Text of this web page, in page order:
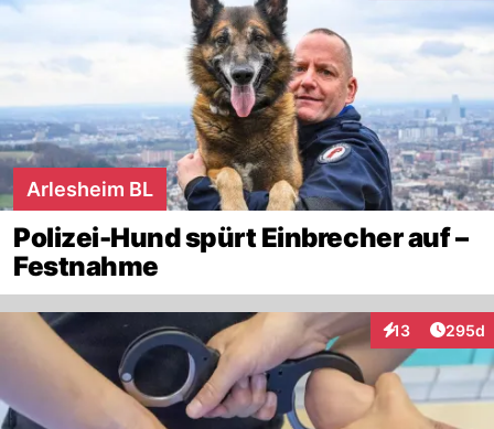
Arlesheim BL
Polizei-Hund spürt Einbrecher auf –
Festnahme
13
Interaktionen
295d